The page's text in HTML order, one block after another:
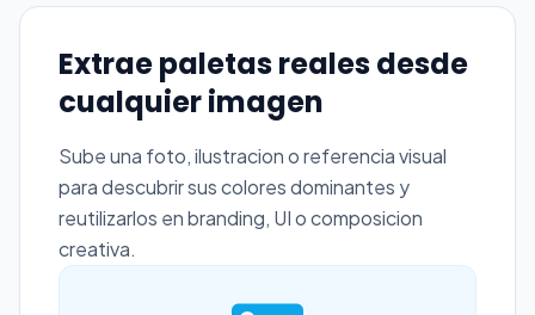
Extrae paletas reales desde
cualquier imagen
Sube una foto, ilustracion o referencia visual
para descubrir sus colores dominantes y
reutilizarlos en branding, UI o composicion
creativa.